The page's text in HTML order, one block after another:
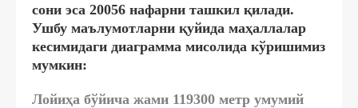
сони эса 20056 нафарни ташкил қилади.
Ушбу маълумотларни қуйида маҳаллалар
кесимидаги диаграмма мисолида кўришимиз
мумкин:
Лойиҳа бўйича жами 119300 метр умумий